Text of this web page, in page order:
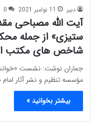
دبیر 11 نوامبر 2021 0
آیت الله مصباحی
ستیزی» از جمله
شاخص های مکتب
جماران نوشت: نشست «خوانش
مؤسسه تنظیم و نشر آثار امام
بیشتر بخوانید »